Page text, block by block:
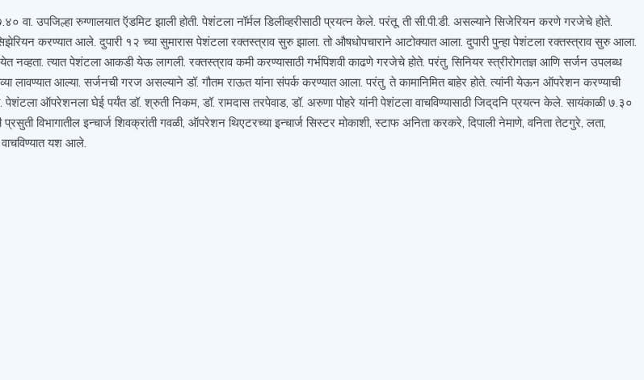
उपजिल्हा रुग्णालयात ऍडमिट झाली होती. पेशंटला नॉर्मल डिलीव्हरीसाठी प्रयत्न केले. परंतू, ती सी.पी.डी. असल्याने सिजेरियन करणे गरजेचे होते.
करण्यात आले. दुपारी १२ च्या सुमारास पेशंटला रक्तस्त्राव सुरु झाला. तो औषधोप‌चाराने आटोक्यात आला. दुपारी पुन्हा पेशंटला रक्तस्त्राव सुरु आला.
नव्हता. त्यात पेशंटला आकडी येऊ लागली. रक्तस्त्राव कमी करण्यासाठी गर्भपिशवी काढणे गरजेचे होते. परंतु, सिनियर स्त्रीरोगतज्ञ आणि सर्जन उपलब्ध
लावण्यात आल्या. सर्जनची गरज असल्याने डॉ. गौतम राऊत यांना संपर्क करण्यात आला. परंतु, ते कामानिमित बाहेर होते. त्यांनी येऊन ऑपरेशन करण्याची
पेशंटला ऑपरेशनला घेई पर्यंत डॉ. श्रुती निकम, डॉ. रामदास तरपेवाड, डॉ. अरुणा पोहरे यांनी पेशंटला वाचविण्यासाठी जिद्‌दनि प्रयत्न केले. सायंकाळी ७.३०
विभागातील इन्चार्ज शिवक्रांती गवळी, ऑपरेशन थिएटरच्या इन्चार्ज सिस्टर मोकाशी, स्टाफ अनिता करकरे, दिपाली नेमाणे, वनिता तेटगुरे, लता,
यश आले.